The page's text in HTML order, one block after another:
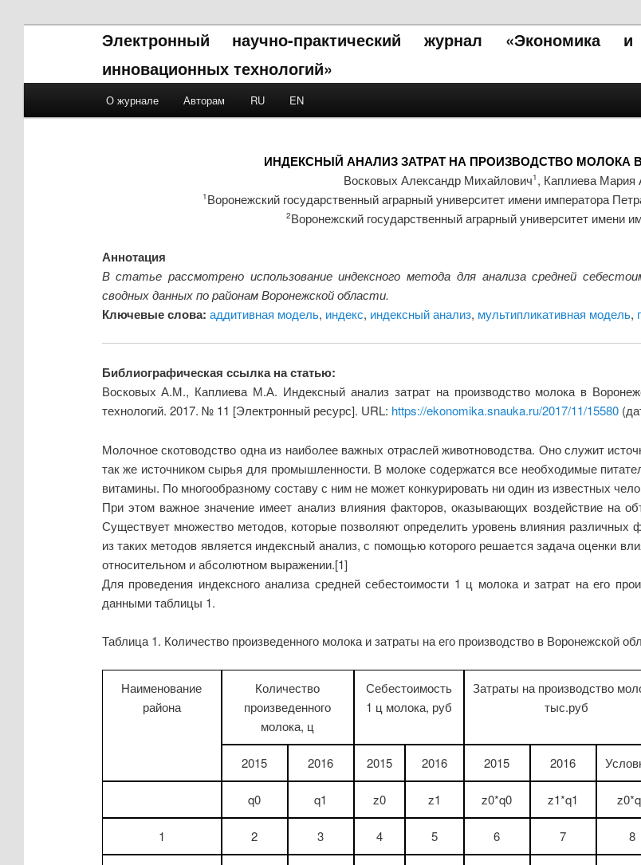
Электронный научно-практический журнал «Экономика
инновационных технологий»
Skip to primary content
Skip to secondary content
О журнале Авторам RU EN
ИНДЕКСНЫЙ АНАЛИЗ ЗАТРАТ НА ПРОИЗВОДСТВО МОЛОКА
Восковых Александр Михайлович1 , Каплиева Мария
1 Воронежский государственный аграрный университет имени императора
2Воронежский государственный аграрный университет имени
Аннотация
В статье рассмотрено использование индексного метода для анализа средней
сводных данных по районам Воронежской области.
Ключевые слова: аддитивная модель, индекс, индексный анализ, мультипликативная модель,
Библиографическая ссылка на статью:
Восковых А.М., Каплиева М.А. Индексный анализ затрат на производство молока в
технологий. 2017. № 11 [Электронный ресурс]. URL: https://ekonomika.snauka.ru/2017/11/15580
Молочное скотоводство одна из наиболее важных отраслей животноводства. Оно служит
так же источником сырья для промышленности. В молоке содержатся все необходимые
витамины. По многообразному составу с ним не может конкурировать ни один из известных
При этом важное значение имеет анализ влияния факторов, оказывающих воздействие на
Существует множество методов, которые позволяют определить уровень влияния различных
из таких методов является индексный анализ, с помощью которого решается задача оценки
относительном и абсолютном выражении.[1]
Для проведения индексного анализа средней себестоимости 1 ц молока и затрат на его
данными таблицы 1.
Таблица 1. Количество произведенного молока и затраты на его производство в Воронежской
Наименование
района
Количество
произведенного
молока, ц
Себестоимость
1 ц молока, руб
Затраты на производство
тыс.руб
2015 2016 2015 2016 2015 2016
q0 q1 z0 z1 z0*q0 z1*q1
1 2 3 4 5 6 7 8